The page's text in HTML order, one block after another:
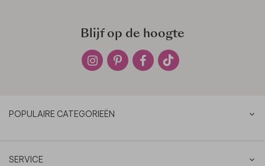
Blijf op de hoogte
POPULAIRE CATEGORIEËN
SERVICE